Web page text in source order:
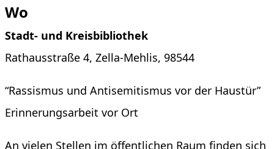
Wo
Stadt- und Kreisbibliothek
Rathausstraße 4, Zella-Mehlis, 98544
“Rassismus und Antisemitismus vor der Haustür”
Erinnerungsarbeit vor Ort
An vielen Stellen im öffentlichen Raum finden sich